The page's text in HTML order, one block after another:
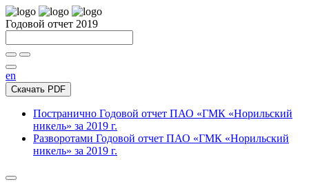
Годовой отчет 2019
en
Скачать PDF
Постранично Годовой отчет ПАО «ГМК «Норильский
никель» за 2019 г.
Разворотами Годовой отчет ПАО «ГМК «Норильский
никель» за 2019 г.